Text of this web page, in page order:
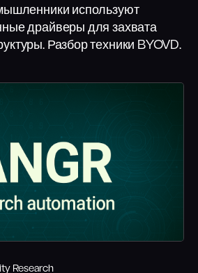
используют
драйверы для захвата
Разбор техники BYOVD.
Research